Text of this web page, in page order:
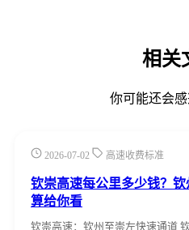
相关
你可能还会
2026-07-02 高速收费标准
钦崇高速每公里多少钱？
算给你看
钦崇高速：钦州至崇左快速通道